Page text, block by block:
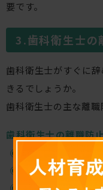
要です。
歯科衛生士の
歯科衛生士がすぐに
きるでしょうか。
歯科衛生士の主な離職
歯科衛生士の離職防
院内教育ツールの
新入社員に対す